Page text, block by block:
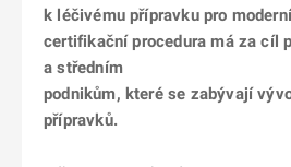
k léčivému přípravku pro
certifikační procedura má za cíl
a středním
podnikům, které se zabývají
přípravků.